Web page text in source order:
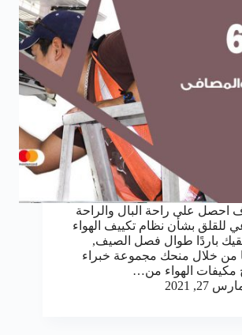
على راحة البال والراحة
للقلق بشأن نظام تكييف الهواء
باردًا طوال فصل الصيف,
من خلال منحك مجموعة خبراء
مكيفات الهواء من…
27, 2021